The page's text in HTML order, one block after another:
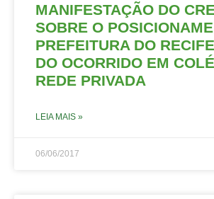
MANIFESTAÇÃO DO
SOBRE O
PREFEITURA DO
DO OCORRIDO EM
REDE PRIVADA
LEIA MAIS »
06/06/2017